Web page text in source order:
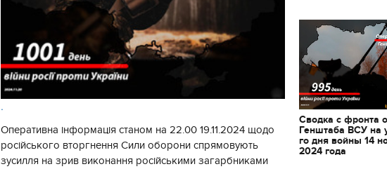
.
Оперативна інформація станом на 22.00 19.11.2024 щодо
російського вторгнення Сили оборони спрямовують
зусилля на зрив виконання російськими загарбниками
Сводка с фронта
Генштаба ВСУ на
го дня войны 14
2024 года